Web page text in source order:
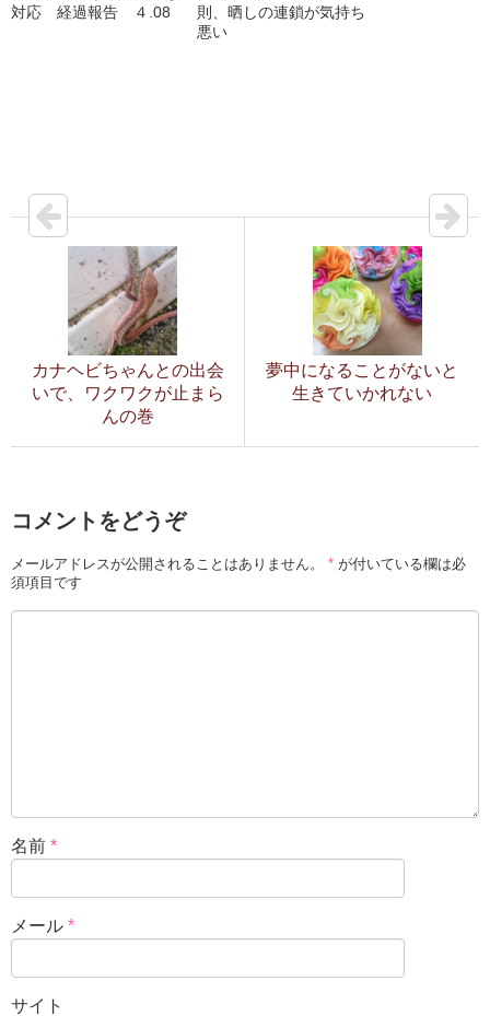
対応 経過報告 ４.08
則、晒しの連鎖が気持ち
悪い
カナヘビちゃんとの出会
いで、ワクワクが止まら
んの巻
夢中になることがないと
生きていかれない
コメントをどうぞ
メールアドレスが公開されることはありません。 * が付いている欄は必
須項目です
名前 *
メール *
サイト